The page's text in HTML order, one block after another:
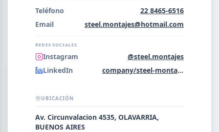
NOMBRE
Teléfono
22 8465-6516
Email
steel.montajes@hotmail.com
REDES SOCIALES
Instagram
@steel.montajes
LinkedIn
company/steel-montajes-industriales-s-r-l
UBICACIÓN
Av. Circunvalacion 4535, OLAVARRIA,
BUENOS AIRES